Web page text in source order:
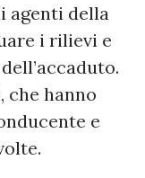
agenti della
i rilievi e
hanno
e